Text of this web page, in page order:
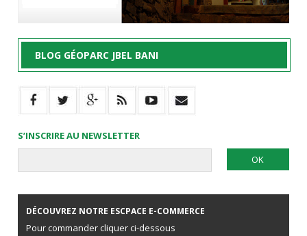
BLOG GÉOPARC JBEL BANI
S’INSCRIRE AU NEWSLETTER
DÉCOUVREZ NOTRE ESCPACE E-COMMERCE
Pour commander cliquer ci-dessous